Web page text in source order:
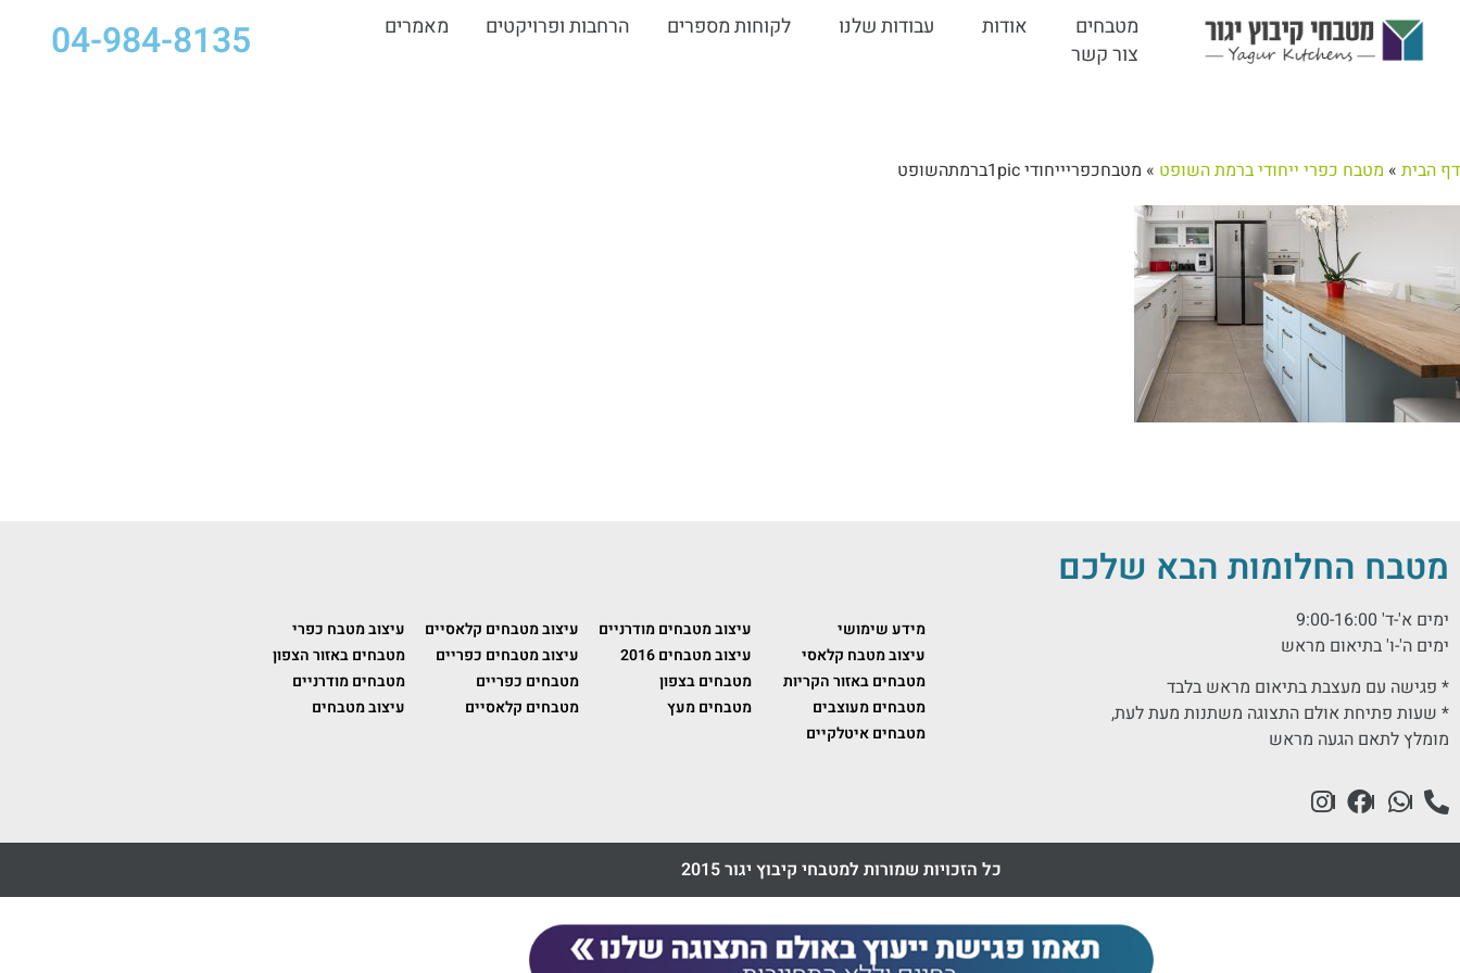
מטבחים אודות עבודות שלנו לקוחות מספרים הרחבות ופרויקטים
מאמרים
צור קשר
04-984-8135
דף הבית » מטבח כפרי ייחודי ברמת השופט » מטבחכפריייחודי 1picברמתהשופט
מטבח החלומות הבא שלכם
ימים א'-ד' 9:00-16:00
ימים ה'-ו' בתיאום מראש
* פגישה עם מעצבת בתיאום מראש בלבד
* שעות פתיחת אולם התצוגה משתנות מעת לעת,
מומלץ לתאם הגעה מראש
מידע שימושי עיצוב מטבחים מודרניים עיצוב מטבחים קלאסיים
עיצוב מטבח כפרי
עיצוב מטבח קלאסי
עיצוב מטבחים 2016 עיצוב מטבחים כפריים
מטבחים באזור הצפון
מטבחים באזור הקריות
מטבחים בצפון מטבחים כפריים
מטבחים מודרניים
מטבחים מעוצבים
מטבחים מעץ מטבחים קלאסיים
עיצוב מטבחים
מטבחים איטלקיים
כל הזכויות שמורות למטבחי קיבוץ יגור 2015